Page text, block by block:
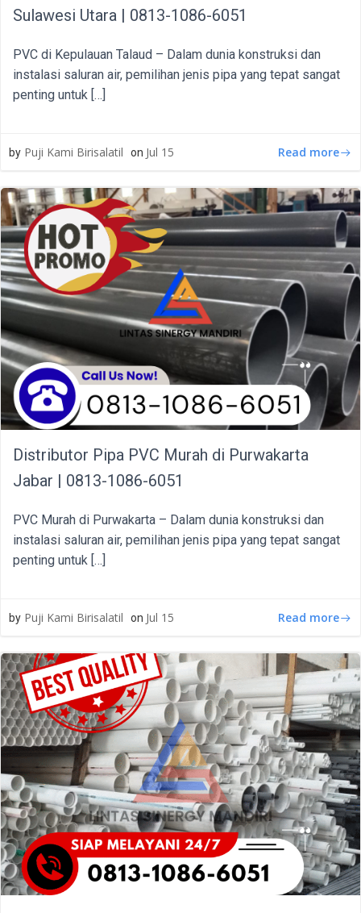
Sulawesi Utara | 0813-1086-6051
PVC di Kepulauan Talaud – Dalam dunia konstruksi dan
instalasi saluran air, pemilihan jenis pipa yang tepat sangat
penting untuk […]
by Puji Kami Birisalatil on Jul 15 Read more
Distributor Pipa PVC Murah di Purwakarta
Jabar | 0813-1086-6051
PVC Murah di Purwakarta – Dalam dunia konstruksi dan
instalasi saluran air, pemilihan jenis pipa yang tepat sangat
penting untuk […]
by Puji Kami Birisalatil on Jul 15 Read more